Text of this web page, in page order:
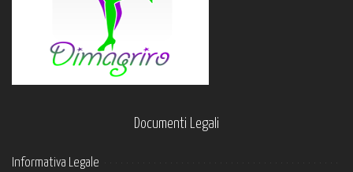
Documenti Legali
Informativa Legale